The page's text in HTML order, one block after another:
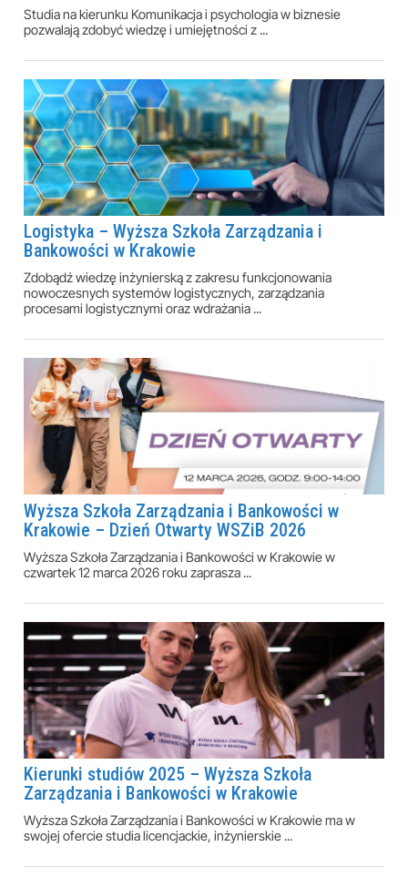
Studia na kierunku Komunikacja i psychologia w biznesie
pozwalają zdobyć wiedzę i umiejętności z ...
Logistyka – Wyższa Szkoła Zarządzania i
Bankowości w Krakowie
Zdobądź wiedzę inżynierską z zakresu funkcjonowania
nowoczesnych systemów logistycznych, zarządzania
procesami logistycznymi oraz wdrażania ...
Wyższa Szkoła Zarządzania i Bankowości w
Krakowie – Dzień Otwarty WSZiB 2026
Wyższa Szkoła Zarządzania i Bankowości w Krakowie w
czwartek 12 marca 2026 roku zaprasza ...
Kierunki studiów 2025 – Wyższa Szkoła
Zarządzania i Bankowości w Krakowie
Wyższa Szkoła Zarządzania i Bankowości w Krakowie ma w
swojej ofercie studia licencjackie, inżynierskie ...